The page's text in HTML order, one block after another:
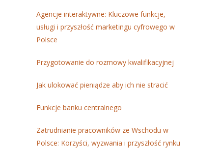
Agencje interaktywne: Kluczowe funkcje,
usługi i przyszłość marketingu cyfrowego w
Polsce
Przygotowanie do rozmowy kwalifikacyjnej
Jak ulokować pieniądze aby ich nie stracić
Funkcje banku centralnego
Zatrudnianie pracowników ze Wschodu w
Polsce: Korzyści, wyzwania i przyszłość rynku